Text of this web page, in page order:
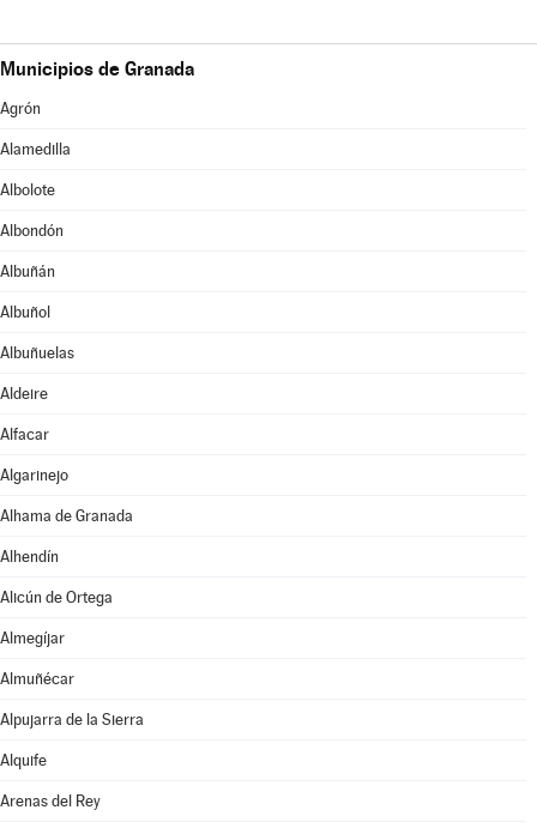
Municipios de Granada
Agrón
Alamedilla
Albolote
Albondón
Albuñán
Albuñol
Albuñuelas
Aldeire
Alfacar
Algarinejo
Alhama de Granada
Alhendín
Alicún de Ortega
Almegíjar
Almuñécar
Alpujarra de la Sierra
Alquife
Arenas del Rey